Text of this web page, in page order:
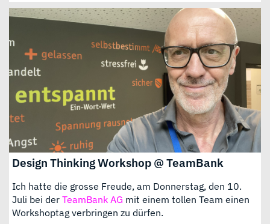
Design Thinking Workshop @ TeamBank
Ich hatte die grosse Freude, am Donnerstag, den 10.
Juli bei der TeamBank AG mit einem tollen Team einen
Workshoptag verbringen zu dürfen.